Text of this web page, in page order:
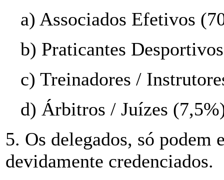
a) Associados Efetivos
b) Praticantes
c) Treinadores /
d) Árbitros / Juízes
5. Os delegados, só
devidamente credenciados.